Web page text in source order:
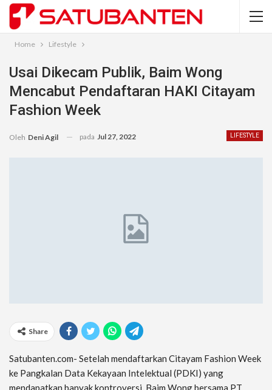
Home Lifestyle
Usai Dikecam Publik, Baim Wong
Mencabut Pendaftaran HAKI Citayam
Fashion Week
LIFESTYLE
Oleh Deni Agil pada Jul 27, 2022
Share
Satubanten.com- Setelah mendaftarkan Citayam Fashion Week
ke Pangkalan Data Kekayaan Intelektual (PDKI) yang
mendapatkan banyak kontroversi, Baim Wong bersama PT